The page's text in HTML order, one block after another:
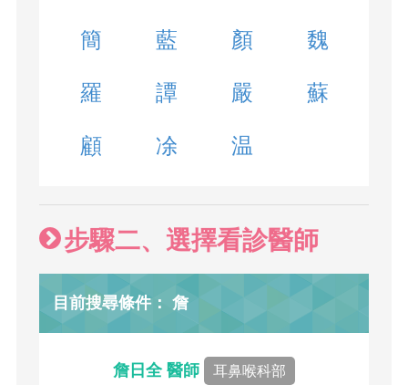
簡 藍 顏 魏
羅 譚 嚴 蘇
顧 凃 温
步驟二、選擇看診醫師
目前搜尋條件： 詹
詹日全 醫師 耳鼻喉科部